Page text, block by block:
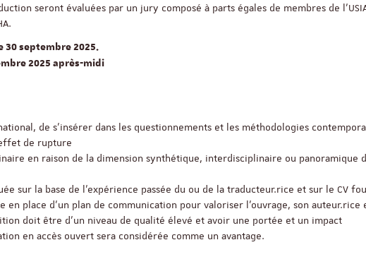
seront évaluées par un jury composé à parts égales de membres de
30 septembre 2025.
2025 après-midi
de s’insérer dans les questionnements et les méthodologies
de rupture
en raison de la dimension synthétique, interdisciplinaire ou panoramique
sur la base de l’expérience passée du ou de la traducteur.rice et sur le CV
en place d’un plan de communication pour valoriser l’ouvrage, son auteur.rice
doit être d'un niveau de qualité élevé et avoir une portée et un impact
en accès ouvert sera considérée comme un avantage.
ReligiS Financement
Appel à candidatures
Soutien à la
ReligiS
Date limite de candidature